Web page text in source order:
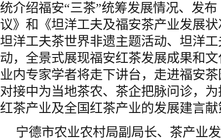
统介绍福安“三茶”统筹发展情况、发
议》和《坦洋工夫及福安茶产业发展
坦洋工夫茶世界非遗主题活动、坦洋
动，全景式展现福安红茶发展成果和
业内专家学者将走下讲台，走进福安
对接中为当地茶农、茶企把脉问诊，
红茶产业及全国红茶产业的发展建言
宁德市农业农村局副局长、茶产业